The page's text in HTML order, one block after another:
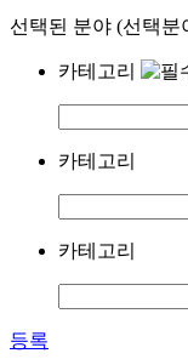
선택된 분야 (선택
카테고리
카테고리
카테고리
등록